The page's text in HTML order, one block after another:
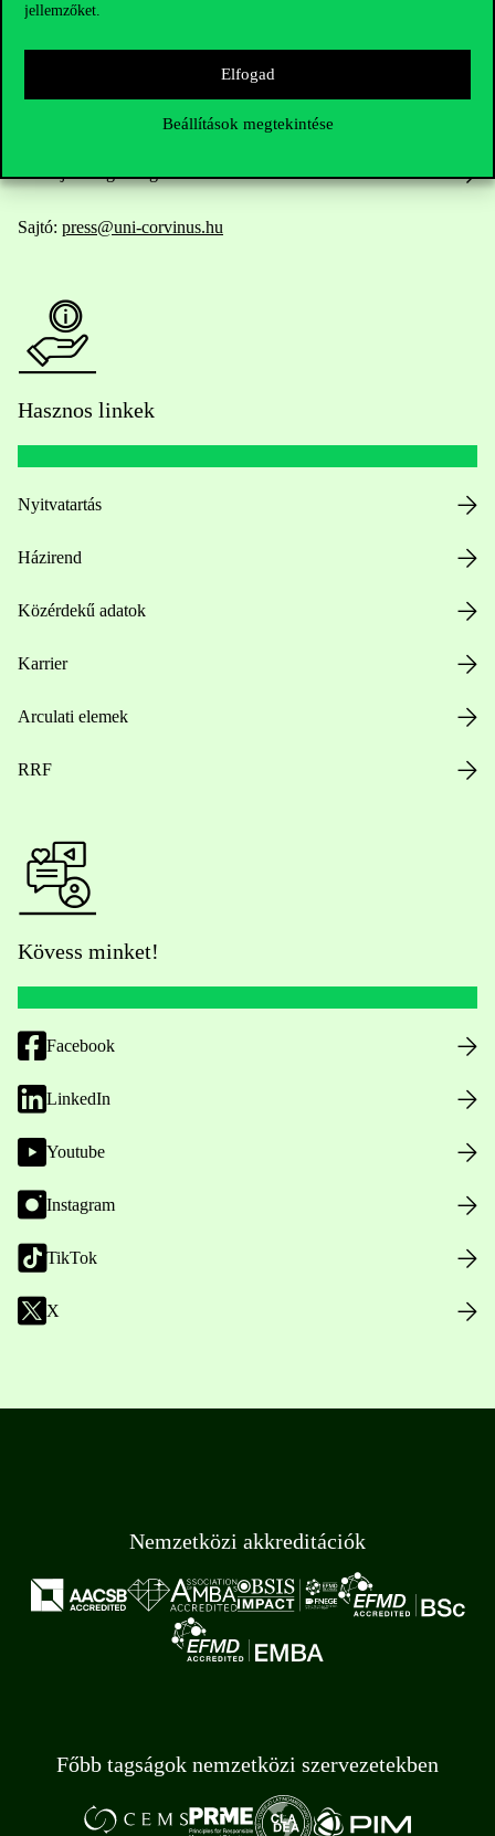
jellemzőket.
Elfogad
Beállítások megtekintése
Telefonszám:
Kérdésed van a felvételivel kapcsolatban?
Oktatói elérhetőségek
HUB jelenlegi hallgatóinknak
Sajtó: press@uni-corvinus.hu
Hasznos linkek
Nyitvatartás
Házirend
Közérdekű adatok
Karrier
Arculati elemek
RRF
Kövess minket!
Facebook
LinkedIn
Youtube
Instagram
TikTok
X
Nemzetközi akkreditációk
Főbb tagságok nemzetközi szervezetekben